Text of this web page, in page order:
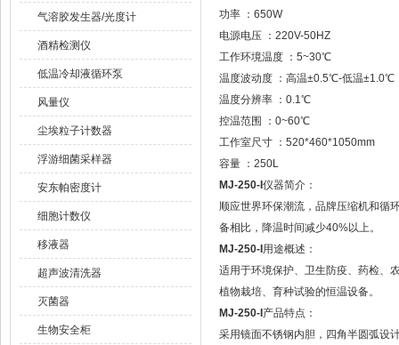
气溶胶发生器/光度计
酒精检测仪
低温冷却液循环泵
风量仪
尘埃粒子计数器
浮游细菌采样器
安东帕密度计
细胞计数仪
移液器
超声波清洗器
灭菌器
生物安全柜
功率 ：650W
电源电压 ：220V-50HZ
工作环境温度 ：5~30℃
温度波动度 ：高温±0.5℃-低温±1.0℃
温度分辨率 ：0.1℃
控温范围 ：0~60℃
工作室尺寸 ：520*460*1050mm
容量 ：250L
MJ-250-I 仪器简介：
顺应世界环保潮流，品牌压缩机和循
备相比，降温时间减少40%以上。
MJ-250-I 用途概述：
适用于环境保护、卫生防疫、药检、
植物栽培、育种试验的恒温设备。
MJ-250-I 产品特点：
采用镜面不锈钢内胆，四角半圆弧设